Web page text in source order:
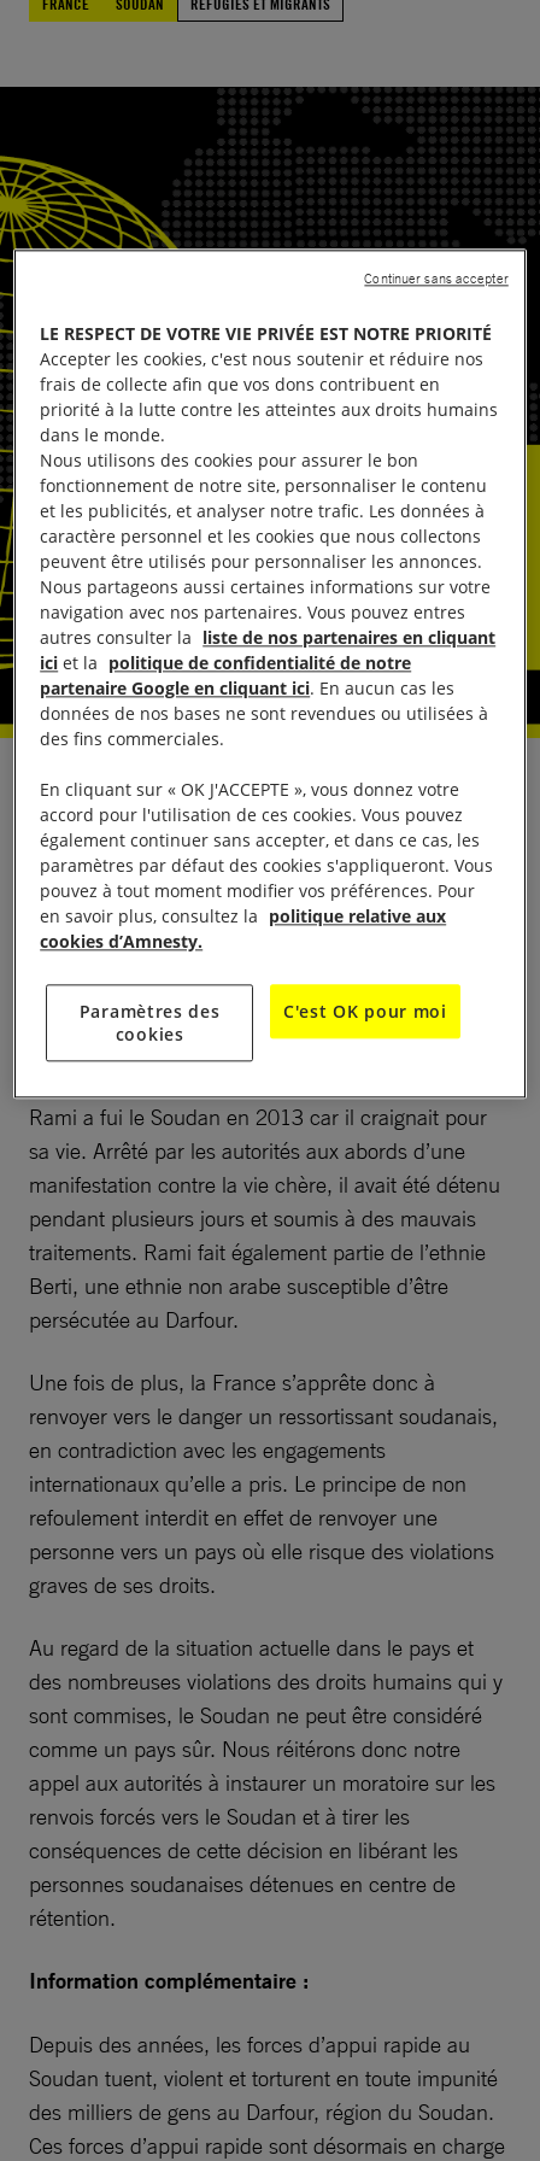
Enfermé au centre de rétention administrative de
Rennes, Rami, un demandeur d’asile soudanais
originaire du Darfour, craint un renvoi imminent vers
le danger. Lundi dernier, la préfète d’Indre-et-Loire a
tenté de le renvoyer malgré les risques qu’il encourt
au Soudan. Rami a pu refuser ce premier vol mais il
risque à tout instant un renvoi avec escorte policière
puisque son recours devant la Cour nationale du
droit d’asile (CNDA) n’est pas suspensif.
Rami a fui le Soudan en 2013 car il craignait pour
sa vie. Arrêté par les autorités aux abords d’une
manifestation contre la vie chère, il avait été détenu
pendant plusieurs jours et soumis à des mauvais
traitements. Rami fait également partie de l’ethnie
Berti, une ethnie non arabe susceptible d’être
persécutée au Darfour.
Une fois de plus, la France s’apprête donc à
renvoyer vers le danger un ressortissant soudanais,
en contradiction avec les engagements
internationaux qu’elle a pris. Le principe de non
refoulement interdit en effet de renvoyer une
personne vers un pays où elle risque des violations
graves de ses droits.
Au regard de la situation actuelle dans le pays et
des nombreuses violations des droits humains qui y
sont commises, le Soudan ne peut être considéré
comme un pays sûr. Nous réitérons donc notre
appel aux autorités à instaurer un moratoire sur les
renvois forcés vers le Soudan et à tirer les
conséquences de cette décision en libérant les
personnes soudanaises détenues en centre de
rétention.
Information complémentaire :
Depuis des années, les forces d’appui rapide au
Soudan tuent, violent et torturent en toute impunité
des milliers de gens au Darfour, région du Soudan.
Ces forces d’appui rapide sont désormais en charge
LE RESPECT DE VOTRE VIE PRIVÉE EST NOTRE PRIORITÉ
Accepter les cookies, c'est nous soutenir et réduire nos
frais de collecte afin que vos dons contribuent en
priorité à la lutte contre les atteintes aux droits humains
dans le monde.
Nous utilisons des cookies pour assurer le bon
fonctionnement de notre site, personnaliser le contenu
et les publicités, et analyser notre trafic. Les données à
caractère personnel et les cookies que nous collectons
peuvent être utilisés pour personnaliser les annonces.
Nous partageons aussi certaines informations sur votre
navigation avec nos partenaires. Vous pouvez entres
autres consulter la liste de nos partenaires en cliquant
ici et la politique de confidentialité de notre
partenaire Google en cliquant ici. En aucun cas les
données de nos bases ne sont revendues ou utilisées à
des fins commerciales.
En cliquant sur « OK J'ACCEPTE », vous donnez votre
accord pour l'utilisation de ces cookies. Vous pouvez
également continuer sans accepter, et dans ce cas, les
paramètres par défaut des cookies s'appliqueront. Vous
pouvez à tout moment modifier vos préférences. Pour
en savoir plus, consultez la politique relative aux
cookies d’Amnesty.
Paramètres des
cookies
C'est OK pour moi
Continuer sans accepter